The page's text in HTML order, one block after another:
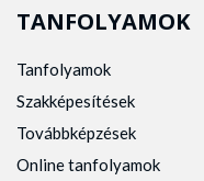
TANFOLYAMOK
Tanfolyamok
Szakképesítések
Továbbképzések
Online tanfolyamok